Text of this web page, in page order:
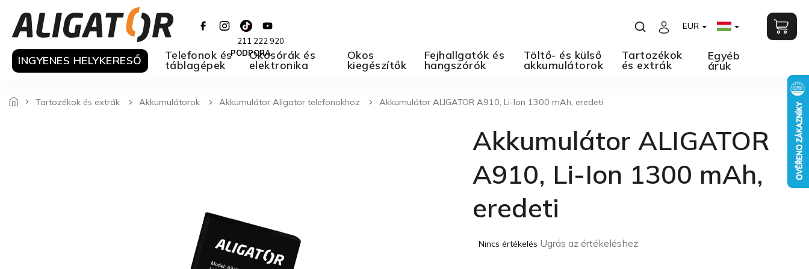
211 222 920
PODPORA
EUR
INGYENES HELYKERESŐ Telefonok és
táblagépek
Okosórák és
elektronika
Okos
kiegészítők
Fejhallgatók és
hangszórók
Töltő- és külső
akkumulátorok
Tartozékok
és extrák
Egyéb
áruk
Tartozékok és extrák Akkumulátorok Akkumulátor Aligator telefonokhoz Akkumulátor ALIGATOR A910, Li-Ion 1300 mAh, eredeti
Akkumulátor ALIGATOR
A910, Li-Ion 1300 mAh,
eredeti
ANincs értékelés Ugrás az értékeléshez